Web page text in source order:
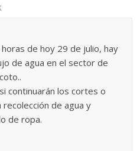
de hoy 29 de julio, hay
de agua en el sector de
continuarán los cortes o
de agua y
de ropa.